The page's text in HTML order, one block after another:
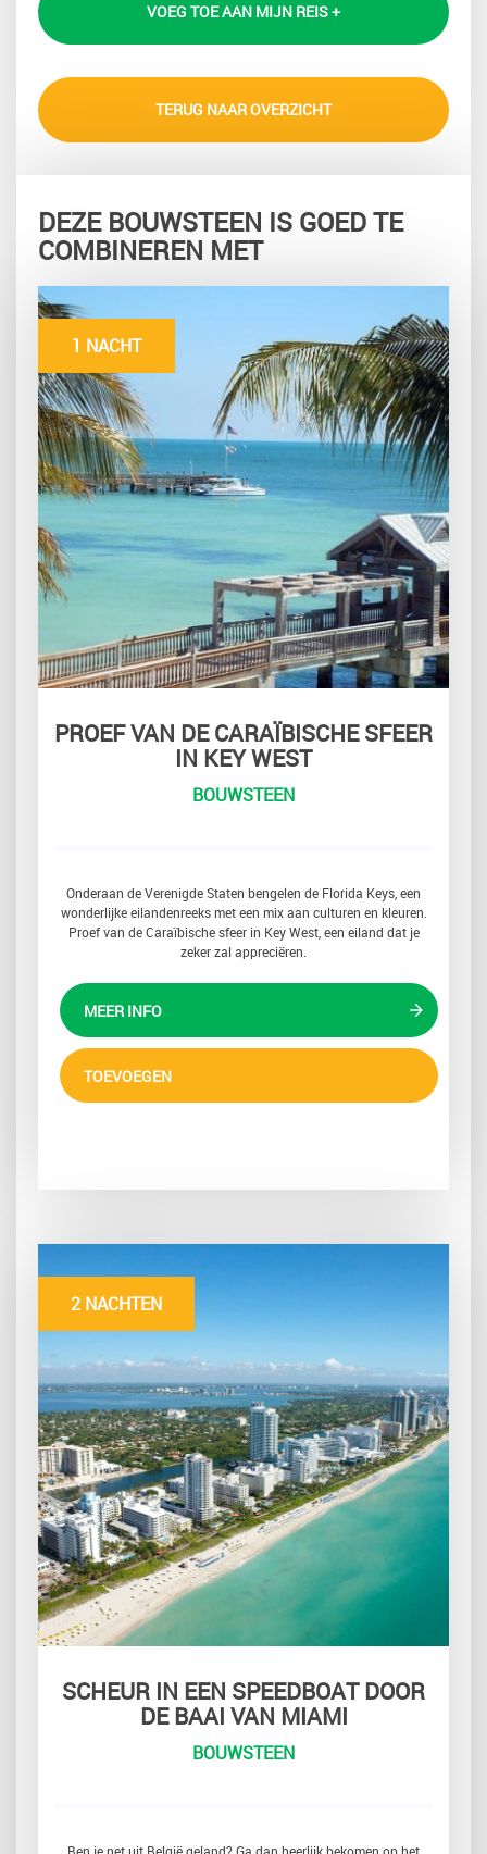
VOEG TOE AAN MIJN REIS +
TERUG NAAR OVERZICHT
DEZE BOUWSTEEN IS GOED TE
COMBINEREN MET
1 NACHT
PROEF VAN DE CARAÏBISCHE SFEER
IN KEY WEST
BOUWSTEEN
Onderaan de Verenigde Staten bengelen de Florida Keys, een
wonderlijke eilandenreeks met een mix aan culturen en kleuren.
Proef van de Caraïbische sfeer in Key West, een eiland dat je
zeker zal appreciëren.
MEER INFO
TOEVOEGEN
2 NACHTEN
SCHEUR IN EEN SPEEDBOAT DOOR
DE BAAI VAN MIAMI
BOUWSTEEN